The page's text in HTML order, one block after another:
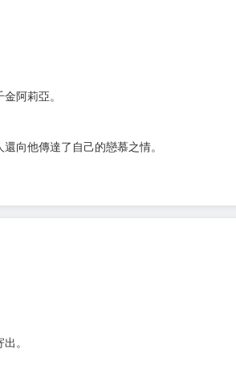
年）
阿莉亞。
向他傳達了自己的戀慕之情。